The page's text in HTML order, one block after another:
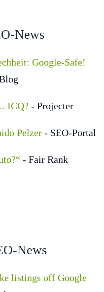
News
Google-Safe!
ICQ? - Projecter
Pelzer - SEO-Portal
- Fair Rank
News
listings off Google